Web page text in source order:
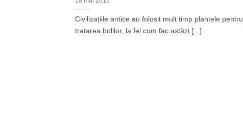
Civilizațiile antice au folosit mult timp plantele pentru
tratarea bolilor, la fel cum fac astăzi [...]